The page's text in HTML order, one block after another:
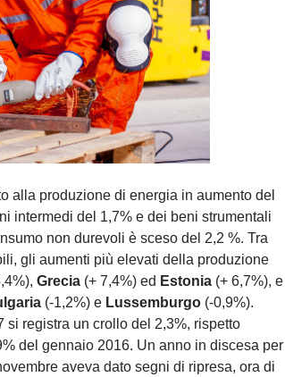
alla produzione di energia in aumento del
intermedi del 1,7% e dei beni strumentali
non durevoli è sceso del 2,2 %. Tra
gli aumenti più elevati della produzione
Grecia (+ 7,4%) ed Estonia (+ 6,7%), e
(-1,2%) e Lussemburgo (-0,9%).
si registra un crollo del 2,3%, rispetto
del gennaio 2016. Un anno in discesa per
aveva dato segni di ripresa, ora di